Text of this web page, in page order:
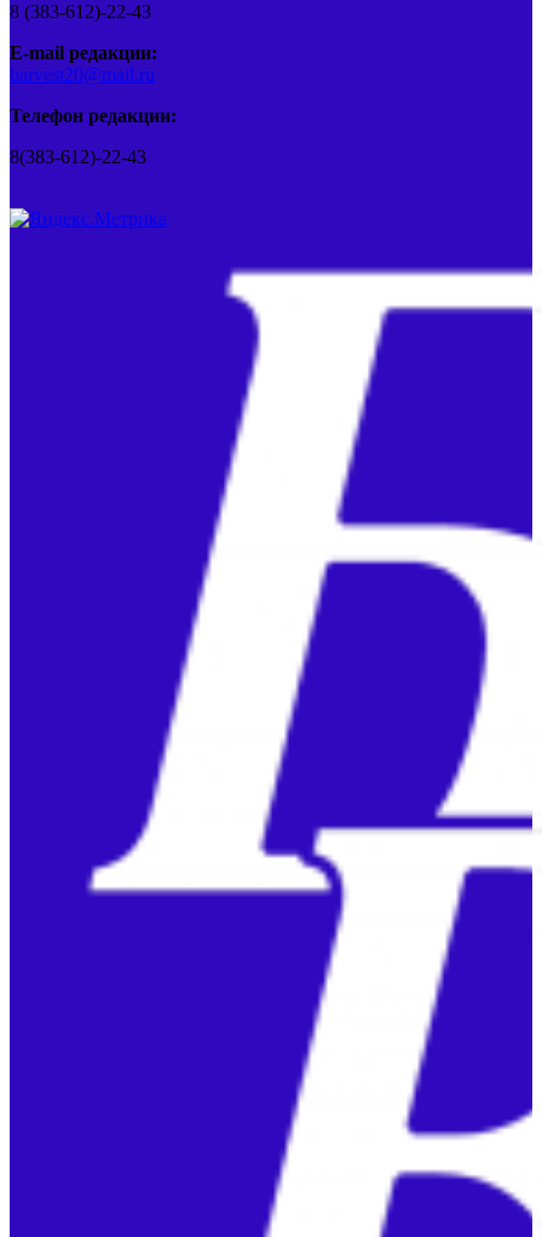
8 (383-612)-22-43
E-mail редакции:
barvest20@mail.ru
Телефон редакции:
8(383-612)-22-43